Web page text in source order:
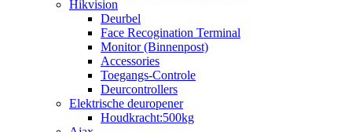
Hikvision
Deurbel
Face Recogination Terminal
Monitor (Binnenpost)
Accessories
Toegangs-Controle
Deurcontrollers
Elektrische deuropener
Houdkracht:500kg